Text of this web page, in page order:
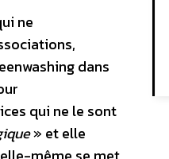
ne
dans
qui ne le sont
» et elle